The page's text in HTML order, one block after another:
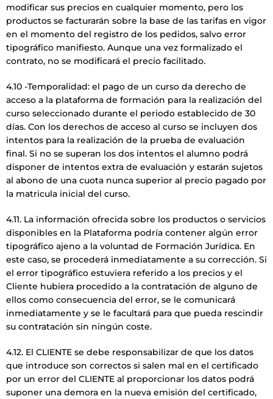
modificar sus precios en cualquier momento, pero los
productos se facturarán sobre la base de las tarifas en vigor
en el momento del registro de los pedidos, salvo error
tipográfico manifiesto. Aunque una vez formalizado el
contrato, no se modificará el precio facilitado.
4.10 -Temporalidad: el pago de un curso da derecho de
acceso a la plataforma de formación para la realización del
curso seleccionado durante el periodo establecido de 30
días. Con los derechos de acceso al curso se incluyen dos
intentos para la realización de la prueba de evaluación
final. Si no se superan los dos intentos el alumno podrá
disponer de intentos extra de evaluación y estarán sujetos
al abono de una cuota nunca superior al precio pagado por
la matricula inicial del curso.
4.11. La información ofrecida sobre los productos o servicios
disponibles en la Plataforma podría contener algún error
tipográfico ajeno a la voluntad de Formación Jurídica. En
este caso, se procederá inmediatamente a su corrección. Si
el error tipográfico estuviera referido a los precios y el
Cliente hubiera procedido a la contratación de alguno de
ellos como consecuencia del error, se le comunicará
inmediatamente y se le facultará para que pueda rescindir
su contratación sin ningún coste.
4.12. El CLIENTE se debe responsabilizar de que los datos
que introduce son correctos si salen mal en el certificado
por un error del CLIENTE al proporcionar los datos podrá
suponer una demora en la nueva emisión del certificado,